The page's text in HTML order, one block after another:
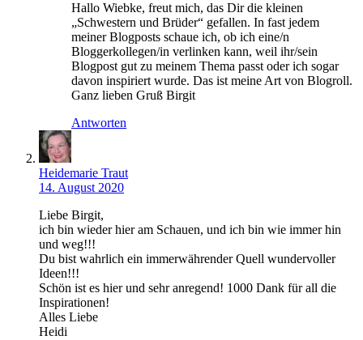
Hallo Wiebke, freut mich, das Dir die kleinen
„Schwestern und Brüder“ gefallen. In fast jedem
meiner Blogposts schaue ich, ob ich eine/n
Bloggerkollegen/in verlinken kann, weil ihr/sein
Blogpost gut zu meinem Thema passt oder ich sogar
davon inspiriert wurde. Das ist meine Art von Blogroll.
Ganz lieben Gruß Birgit
Antworten
Heidemarie Traut
14. August 2020
Liebe Birgit,
ich bin wieder hier am Schauen, und ich bin wie immer hin
und weg!!!
Du bist wahrlich ein immerwährender Quell wundervoller
Ideen!!!
Schön ist es hier und sehr anregend! 1000 Dank für all die
Inspirationen!
Alles Liebe
Heidi